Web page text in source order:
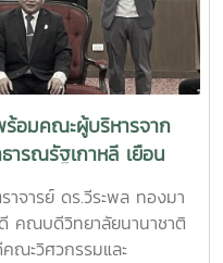
Talents
Program) ซึ่งเป็น
ะทรวงศึกษาธิการไต้หวัน
หาวิทยาลัยชั้นนำในไต้หวัน
ติให้ไปศึกษาต่อและสร้าง
สำเร็จการศึกษา
อมคณะผู้บริหารจาก
ารณรัฐเกาหลี เยือน
จารย์ ดร.วีระพล ทองมา
คณบดีวิทยาลัยนานาชาติ
ะวิศวกรรมและ